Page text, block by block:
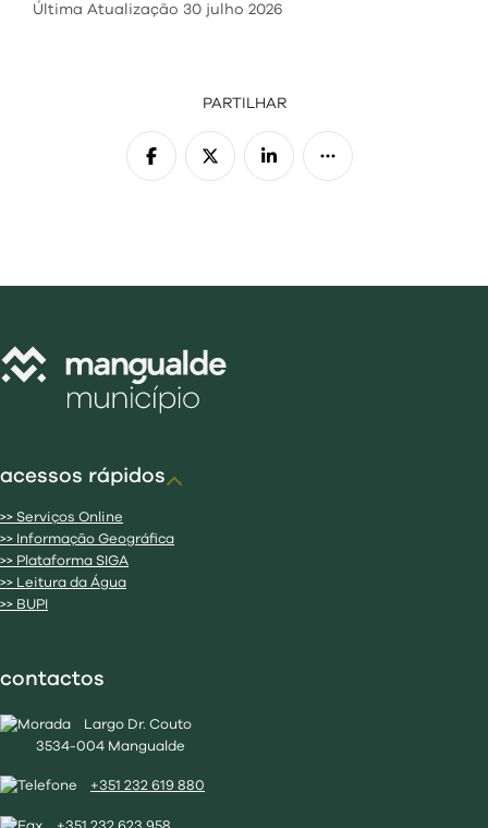
Última Atualização 30 julho 2026
PARTILHAR
acessos rápidos
>> Serviços Online
>> Informação Geográfica
>> Plataforma SIGA
>> Leitura da Água
>> BUPI
contactos
Largo Dr. Couto
3534-004 Mangualde
+351 232 619 880